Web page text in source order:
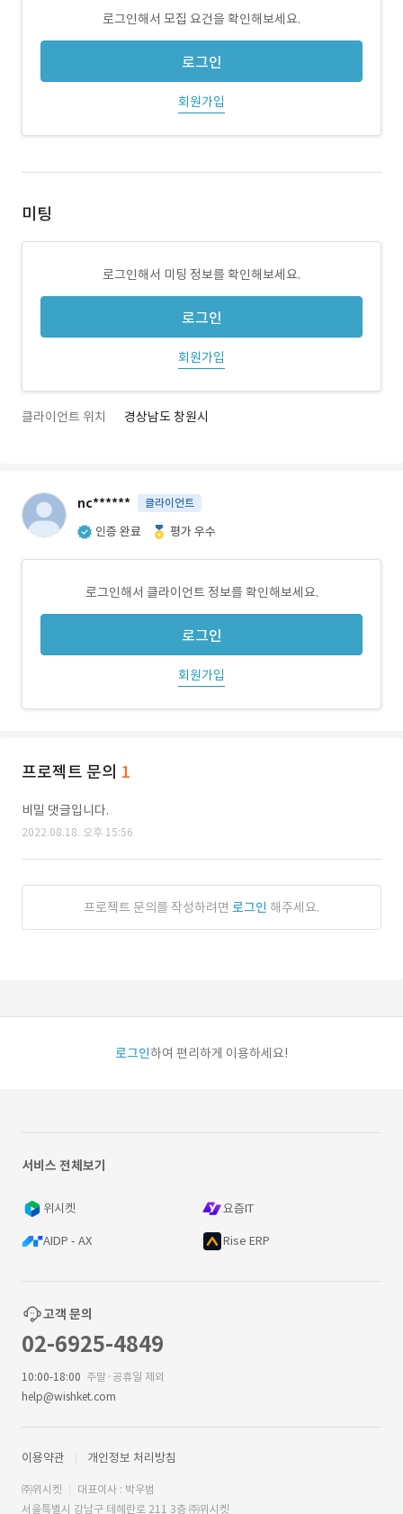
로그인해서 모집 요건을 확인해보세요.
로그인
회원가입
미팅
로그인해서 미팅 정보를 확인해보세요.
로그인
회원가입
클라이언트 위치 경상남도 창원시
nc****** 클라이언트
인증 완료 평가 우수
로그인해서 클라이언트 정보를 확인해보세요.
로그인
회원가입
프로젝트 문의 1
비밀 댓글입니다.
2022.08.18. 오후 15:56
프로젝트 문의를 작성하려면 로그인 해주세요.
로그인하여 편리하게 이용하세요!
서비스 전체보기
위시켓 요즘IT
AIDP - AX Rise ERP
고객 문의
02-6925-4849
10:00-18:00 주말·공휴일 제외
help@wishket.com
이용약관 개인정보 처리방침
㈜위시켓
대표이사 : 박우범
서울특별시 강남구 테헤란로 211 3층 ㈜위시켓